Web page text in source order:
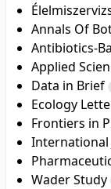
Annals Of
Antibiotics-
Applied
Data in Brief
Ecology
Frontiers in
International
Wader Study